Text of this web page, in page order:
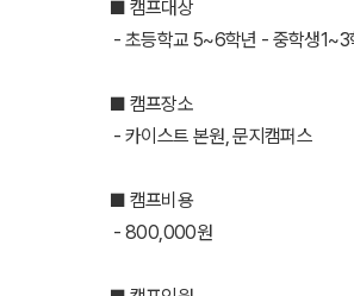
■ 캠프대상
- 초등학교 5~6학년 - 중학생1~3
■ 캠프장소
- 카이스트 본원, 문지캠퍼스
■ 캠프비용
- 800,000원